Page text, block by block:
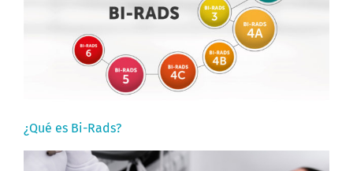
¿Qué es Bi-Rads?